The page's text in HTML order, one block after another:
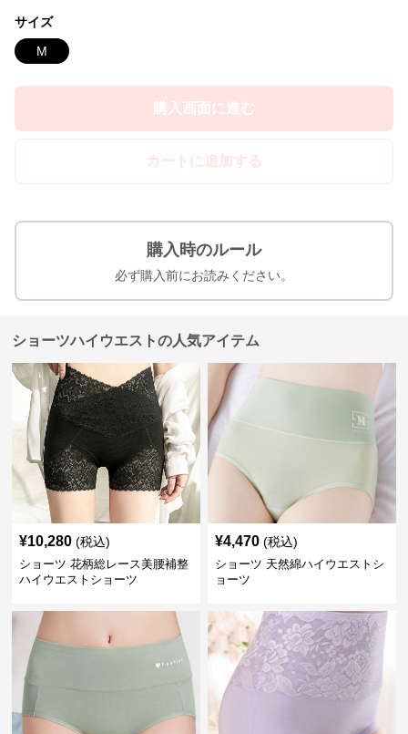
サイズ
M
購入画面に進む
カートに追加する
購入時のルール
必ず購入前にお読みください。
ショーツハイウエストの人気アイテム
¥10,280 (税込)
ショーツ 花柄総レース美腰補整
ハイウエストショーツ
¥4,470 (税込)
ショーツ 天然綿ハイウエストシ
ョーツ